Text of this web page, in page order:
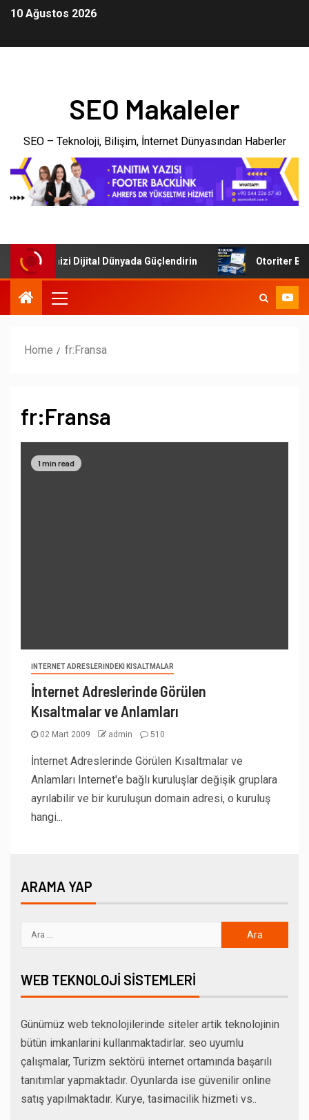
10 Ağustos 2026
SEO Makaleler
SEO – Teknoloji, Bilişim, İnternet Dünyasından Haberler
İşletmenizi Dijital Dünyada Güçlendirin Otoriter
Home fr:Fransa
fr:Fransa
1 min read
İNTERNET ADRESLERINDEKI KISALTMALAR
İnternet Adreslerinde Görülen
Kısaltmalar ve Anlamları
02 Mart 2009 admin 510
İnternet Adreslerinde Görülen Kısaltmalar ve
Anlamları Internet'e bağlı kuruluşlar değişik gruplara
ayrılabilir ve bir kuruluşun domain adresi, o kuruluş
hangi...
ARAMA YAP
WEB TEKNOLOJI SISTEMLERI
Günümüz web teknolojilerinde siteler artik teknolojinin
bütün imkanlarini kullanmaktadirlar. seo uyumlu
çalışmalar, Turizm sektörü internet ortamında başarılı
tanıtımlar yapmaktadır. Oyunlarda ise güvenilir online
satış yapılmaktadır. Kurye, tasimacilik hizmeti vs..